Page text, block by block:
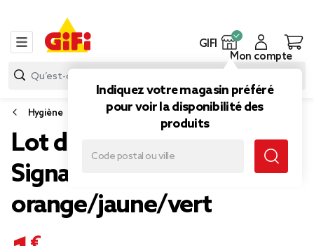
GIFI
Indiquez votre magasin préféré
pour voir la disponibilité des
produits
Mon compte
Hygiène
Lot de 3 brosses à dents
Signal médium
orange/jaune/vert
1,49 €